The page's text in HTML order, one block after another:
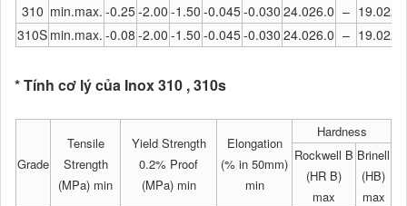
310 min.max. -0.25-2.00 -1.50 -0.045-0.030 24.026.0 –
310S min.max. -0.08 -2.00 -1.50 -0.045-0.030 24.026.0 –
* Tính cơ lý của Inox 310 , 310s
Grade
Tensile
Strength
(MPa) min
Yield Strength
0.2% Proof
(MPa) min
Elongation
(% in 50mm)
min
Hardness
Rockwell B
(HR B)
max
Brinell
(HB)
max